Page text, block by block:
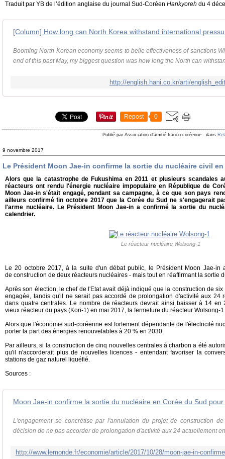
Traduit par YB de l’édition anglaise du journal Sud-Coréen Hankyoreh du 4
[Column] How long can North Korea withstand international
Booming North Korean economy seems to belie effectiveness of sanctions
end of this past May, my biggest question was how long the North can
http://english.hani.co.kr/arti/
Repost 0
Publié par Association d'amitié franco-coréenne - dans
9 novembre 2017
Le Président Moon Jae-in confirme la sortie du nucléaire civil en
Alors que la catastrophe de Fukushima en 2011 et plusieurs scandales
réacteurs ont rendu l'énergie nucléaire impopulaire en République de
Moon Jae-in s'était engagé, pendant sa campagne, à ce que son pays
ailleurs confirmé fin octobre 2017 que la Corée du Sud ne s'engagerait
l'arme nucléaire. Le Président Moon Jae-in a confirmé la sortie du
calendrier.
Le réacteur nucléaire Wolsong-1
Le 20 octobre 2017, à la suite d'un débat public, le Président Moon Jae-in
de construction de deux réacteurs nucléaires - mais tout en réaffirmant la sortie
Après son élection, le chef de l'Etat avait déjà indiqué que la construction de
engagée, tandis qu'il ne serait pas accordé de prolongation d'activité aux 24
dans quatre centrales. Le nombre de réacteurs devrait ainsi baisser à 14 en
vieux réacteur du pays (Kori-1) en mai 2017, la fermeture du réacteur Wolsong-
Alors que l'économie sud-coréenne est fortement dépendante de l'électricité
porter la part des énergies renouvelables à 20 % en 2030.
Par ailleurs, si la construction de cinq nouvelles centrales à charbon a été
qu'il n'accorderait plus de nouvelles licences - entendant favoriser la
stations de gaz naturel liquéfié.
Sources :
Moon Jae-in confirme la sortie du nucléaire en Corée du Sud
L'engagement se concrétise par l'annulation du projet de construction
décision de ne pas accorder de prolongation d'activité aux 24 actuellement